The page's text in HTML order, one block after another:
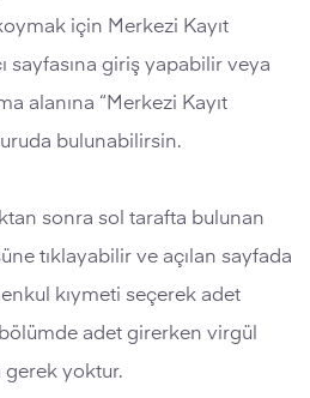
için Merkezi Kayıt
sayfasına giriş yapabilir veya
alanına “Merkezi Kayıt
bulunabilirsin.
sonra sol tarafta bulunan
tıklayabilir ve açılan sayfada
kıymeti seçerek adet
adet girerken virgül
yoktur.